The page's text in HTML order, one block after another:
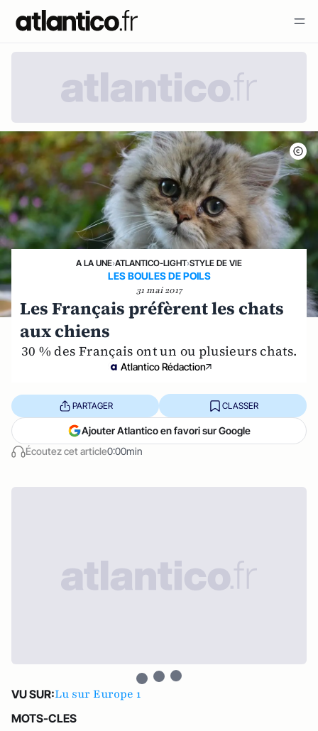
A LA UNE›ATLANTICO-LIGHT›STYLE DE VIE
LES BOULES DE POILS
31 mai 2017
Les Français préfèrent les chats
aux chiens
30 % des Français ont un ou plusieurs chats.
Atlantico Rédaction
Écoutez cet article0:00min
PARTAGER CLASSER
Ajouter Atlantico en favori sur Google
VU SUR:Lu sur Europe 1
MOTS-CLES